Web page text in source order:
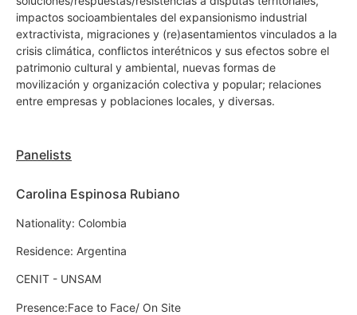
impactos socioambientales del expansionismo industrial
extractivista, migraciones y (re)asentamientos vinculados a la
crisis climática, conflictos interétnicos y sus efectos sobre el
patrimonio cultural y ambiental, nuevas formas de
movilización y organización colectiva y popular; relaciones
entre empresas y poblaciones locales, y diversas.
Panelists
Carolina Espinosa Rubiano
Nationality: Colombia
Residence: Argentina
CENIT - UNSAM
Presence:Face to Face/ On Site